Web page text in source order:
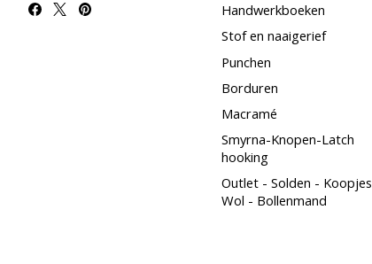
Handwerkboeken
Stof en naaigerief
Punchen
Borduren
Macramé
Smyrna-Knopen-Latch
hooking
Outlet - Solden - Koopjes
Wol - Bollenmand